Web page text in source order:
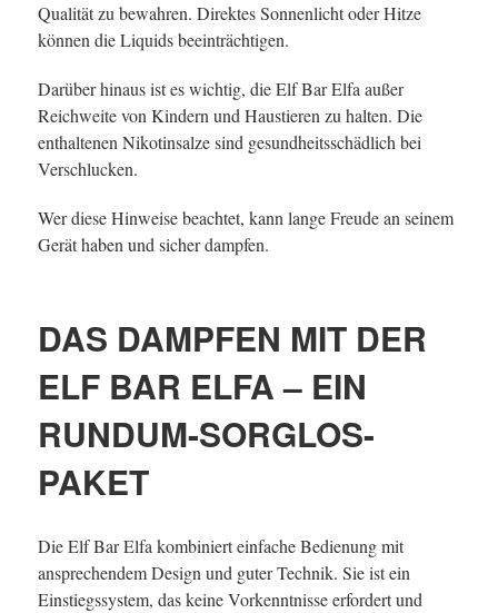
Qualität zu bewahren. Direktes Sonnenlicht oder Hitze
können die Liquids beeinträchtigen.
Darüber hinaus ist es wichtig, die Elf Bar Elfa außer
Reichweite von Kindern und Haustieren zu halten. Die
enthaltenen Nikotinsalze sind gesundheitsschädlich bei
Verschlucken.
Wer diese Hinweise beachtet, kann lange Freude an seinem
Gerät haben und sicher dampfen.
DAS DAMPFEN MIT DER
ELF BAR ELFA – EIN
RUNDUM-SORGLOS-
PAKET
Die Elf Bar Elfa kombiniert einfache Bedienung mit
ansprechendem Design und guter Technik. Sie ist ein
Einstiegssystem, das keine Vorkenntnisse erfordert und